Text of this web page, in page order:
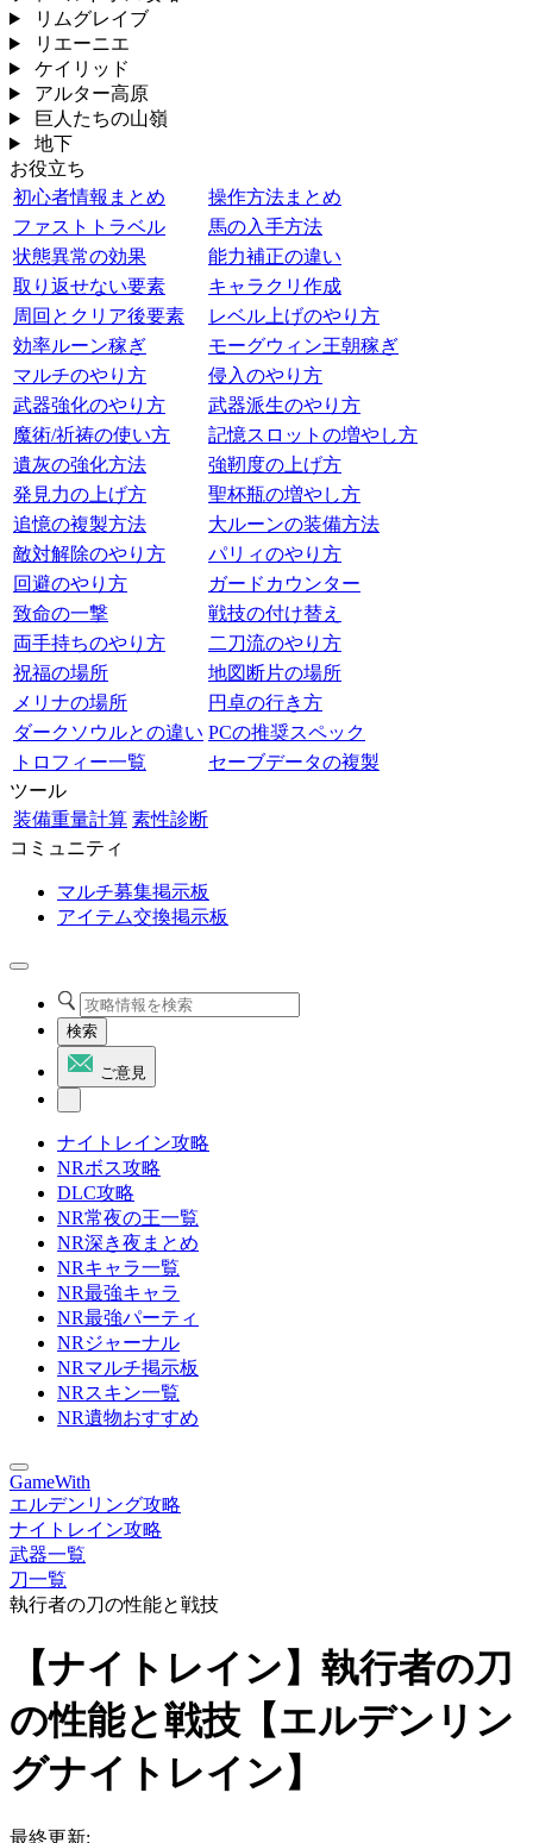
リムグレイブ
リエーニエ
ケイリッド
アルター高原
巨人たちの山嶺
地下
お役立ち
初心者情報まとめ
操作方法まとめ
ファストトラベル
馬の入手方法
状態異常の効果
能力補正の違い
取り返せない要素
キャラクリ作成
周回とクリア後要素
レベル上げのやり方
効率ルーン稼ぎ
モーグウィン王朝稼ぎ
マルチのやり方
侵入のやり方
武器強化のやり方
武器派生のやり方
魔術/祈祷の使い方
記憶スロットの増やし方
遺灰の強化方法
強靭度の上げ方
発見力の上げ方
聖杯瓶の増やし方
追憶の複製方法
大ルーンの装備方法
敵対解除のやり方
パリィのやり方
回避のやり方
ガードカウンター
致命の一撃
戦技の付け替え
両手持ちのやり方
二刀流のやり方
祝福の場所
地図断片の場所
メリナの場所
円卓の行き方
ダークソウルとの違い PCの推奨スペック
トロフィー一覧
セーブデータの複製
ツール
装備重量計算 素性診断
コミュニティ
マルチ募集掲示板
アイテム交換掲示板
検索
ご意見
ナイトレイン攻略
NRボス攻略
DLC攻略
NR常夜の王一覧
NR深き夜まとめ
NRキャラ一覧
NR最強キャラ
NR最強パーティ
NRジャーナル
NRマルチ掲示板
NRスキン一覧
NR遺物おすすめ
GameWith
エルデンリング攻略
ナイトレイン攻略
武器一覧
刀一覧
執行者の刀の性能と戦技
【ナイトレイン】執行者の刀
の性能と戦技【エルデンリン
グナイトレイン】
最終更新: